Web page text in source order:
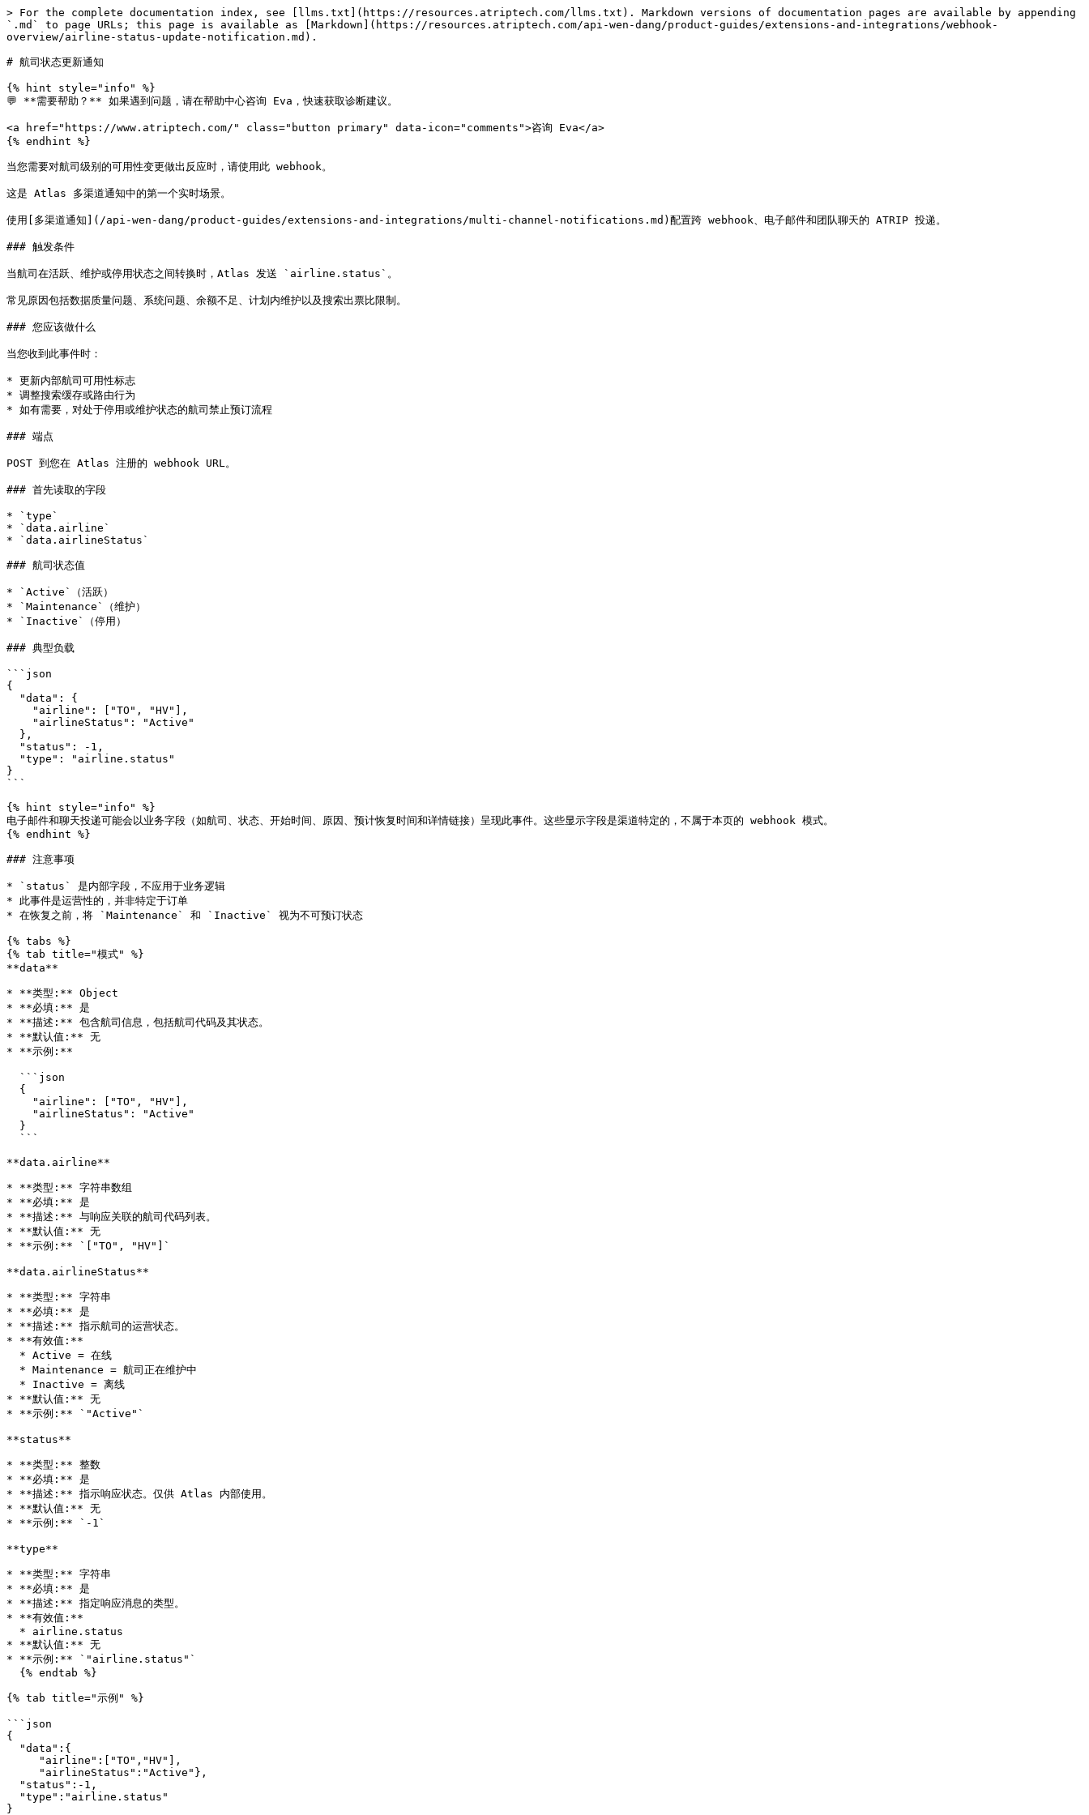
> For the complete documentation index, see [llms.txt](https://resources.atriptech.com/llms.txt). Markdown versions of documentation pages are available by appending
`.md` to page URLs; this page is available as [Markdown](https://resources.atriptech.com/api-wen-dang/product-guides/extensions-and-integrations/webhook-
overview/airline-status-update-notification.md).
# 航司状态更新通知
{% hint style="info" %}
💬 **需要帮助？** 如果遇到问题，请在帮助中心咨询 Eva，快速获取诊断建议。
<a href="https://www.atriptech.com/" class="button primary" data-icon="comments">咨询 Eva</a>
{% endhint %}
当您需要对航司级别的可用性变更做出反应时，请使用此 webhook。
这是 Atlas 多渠道通知中的第一个实时场景。
使用[多渠道通知](/api-wen-dang/product-guides/extensions-and-integrations/multi-channel-notifications.md)配置跨 webhook、电子邮件和团队聊天的 ATRIP 投递。
### 触发条件
当航司在活跃、维护或停用状态之间转换时，Atlas 发送 `airline.status`。
常见原因包括数据质量问题、系统问题、余额不足、计划内维护以及搜索出票比限制。
### 您应该做什么
当您收到此事件时：
* 更新内部航司可用性标志
* 调整搜索缓存或路由行为
* 如有需要，对处于停用或维护状态的航司禁止预订流程
### 端点
POST 到您在 Atlas 注册的 webhook URL。
### 首先读取的字段
* `type`
* `data.airline`
* `data.airlineStatus`
### 航司状态值
* `Active`（活跃）
* `Maintenance`（维护）
* `Inactive`（停用）
### 典型负载
```json
{
}
```
{% hint style="info" %}
电子邮件和聊天投递可能会以业务字段（如航司、状态、开始时间、原因、预计恢复时间和详情链接）呈现此事件。这些显示字段是渠道特定的，不属于本页的 webhook 模式。
{% endhint %}
### 注意事项
* `status` 是内部字段，不应用于业务逻辑
* 此事件是运营性的，并非特定于订单
* 在恢复之前，将 `Maintenance` 和 `Inactive` 视为不可预订状态
{% tabs %}
{% tab title="模式" %}
**data**
* **类型:** Object
* **必填:** 是
* **描述:** 包含航司信息，包括航司代码及其状态。
* **默认值:** 无
* **示例:**
**data.airline**
* **类型:** 字符串数组
* **必填:** 是
* **描述:** 与响应关联的航司代码列表。
* **默认值:** 无
* **示例:** `["TO", "HV"]`
**data.airlineStatus**
* **类型:** 字符串
* **必填:** 是
* **描述:** 指示航司的运营状态。
* **有效值:**
* **默认值:** 无
* **示例:** `"Active"`
**status**
* **类型:** 整数
* **必填:** 是
* **描述:** 指示响应状态。仅供 Atlas 内部使用。
* **默认值:** 无
* **示例:** `-1`
**type**
* **类型:** 字符串
* **必填:** 是
* **描述:** 指定响应消息的类型。
* **有效值:**
* **默认值:** 无
* **示例:** `"airline.status"`
{% tab title="示例" %}
```json
{
}